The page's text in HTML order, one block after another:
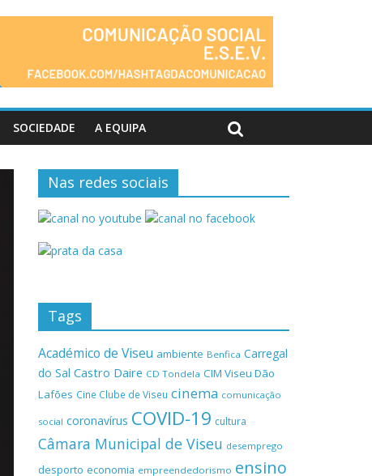
SOCIEDADE A EQUIPA
Nas redes sociais
Tags
Académico de Viseu ambiente Benfica Carregal
do Sal Castro Daire CD Tondela CIM Viseu Dão
Lafões Cine Clube de Viseu cinema comunicação
social coronavírus COVID-19 cultura
Câmara Municipal de Viseu desemprego
desporto economia empreendedorismo ensino